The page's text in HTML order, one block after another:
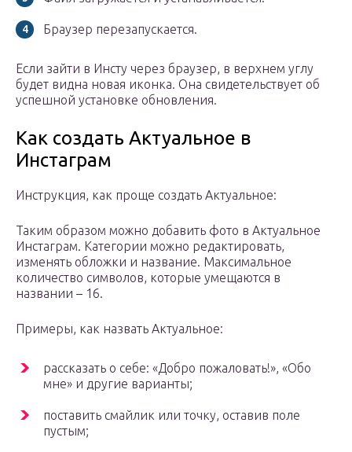
Браузер перезапускается.
Если зайти в Инсту через браузер, в верхнем углу
будет видна новая иконка. Она свидетельствует об
успешной установке обновления.
Как создать Актуальное в
Инстаграм
Инструкция, как проще создать Актуальное:
Таким образом можно добавить фото в Актуальное
Инстаграм. Категории можно редактировать,
изменять обложки и название. Максимальное
количество символов, которые умещаются в
названии – 16.
Примеры, как назвать Актуальное:
рассказать о себе: «Добро пожаловать!», «Обо
мне» и другие варианты;
поставить смайлик или точку, оставив поле
пустым;